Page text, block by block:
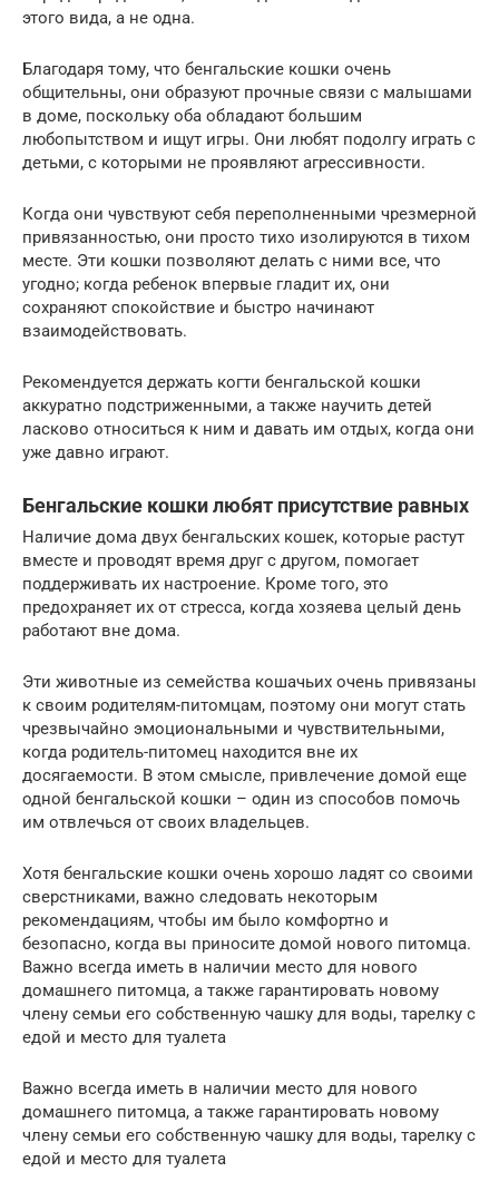
этого вида, а не одна.
Благодаря тому, что бенгальские кошки очень
общительны, они образуют прочные связи с малышами
в доме, поскольку оба обладают большим
любопытством и ищут игры. Они любят подолгу играть с
детьми, с которыми не проявляют агрессивности.
Когда они чувствуют себя переполненными чрезмерной
привязанностью, они просто тихо изолируются в тихом
месте. Эти кошки позволяют делать с ними все, что
угодно; когда ребенок впервые гладит их, они
сохраняют спокойствие и быстро начинают
взаимодействовать.
Рекомендуется держать когти бенгальской кошки
аккуратно подстриженными, а также научить детей
ласково относиться к ним и давать им отдых, когда они
уже давно играют.
Бенгальские кошки любят присутствие равных
Наличие дома двух бенгальских кошек, которые растут
вместе и проводят время друг с другом, помогает
поддерживать их настроение. Кроме того, это
предохраняет их от стресса, когда хозяева целый день
работают вне дома.
Эти животные из семейства кошачьих очень привязаны
к своим родителям-питомцам, поэтому они могут стать
чрезвычайно эмоциональными и чувствительными,
когда родитель-питомец находится вне их
досягаемости. В этом смысле, привлечение домой еще
одной бенгальской кошки – один из способов помочь
им отвлечься от своих владельцев.
Хотя бенгальские кошки очень хорошо ладят со своими
сверстниками, важно следовать некоторым
рекомендациям, чтобы им было комфортно и
безопасно, когда вы приносите домой нового питомца.
Важно всегда иметь в наличии место для нового
домашнего питомца, а также гарантировать новому
члену семьи его собственную чашку для воды, тарелку с
едой и место для туалета
Важно всегда иметь в наличии место для нового
домашнего питомца, а также гарантировать новому
члену семьи его собственную чашку для воды, тарелку с
едой и место для туалета